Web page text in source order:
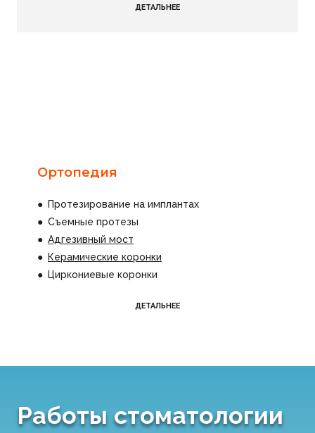
ДЕТАЛЬНЕЕ
Ортопедия
● Протезирование на имплантах
● Съемные протезы
● Адгезивный мост
● Керамические коронки
● Циркониевые коронки
ДЕТАЛЬНЕЕ
Работы стоматологии